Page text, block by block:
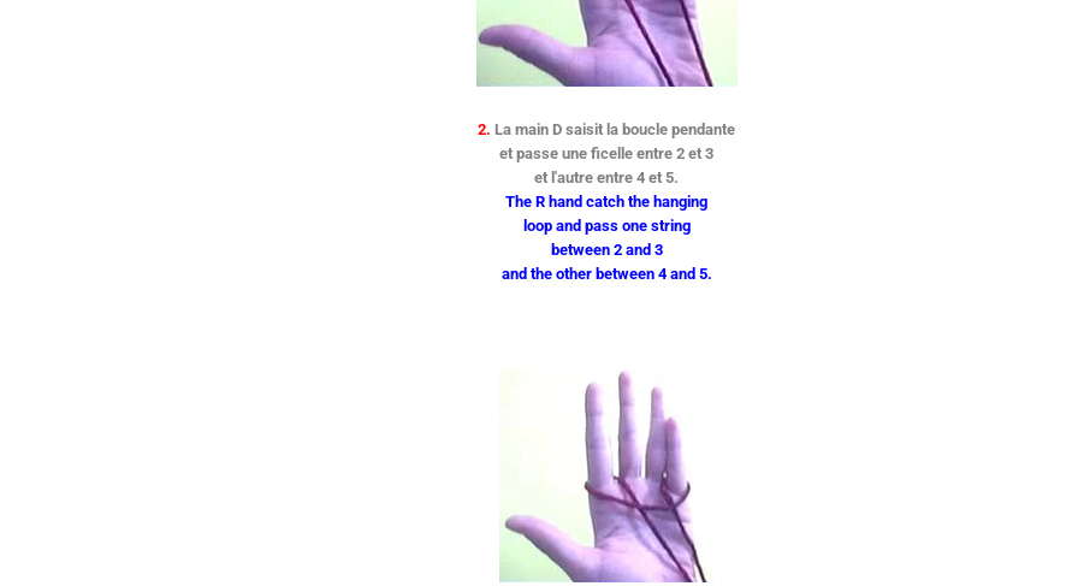
2. La main D saisit la boucle pendante
et passe une ficelle entre 2 et 3
et l'autre entre 4 et 5.
The R hand catch the hanging
loop and pass one string
between 2 and 3
and the other between 4 and 5.